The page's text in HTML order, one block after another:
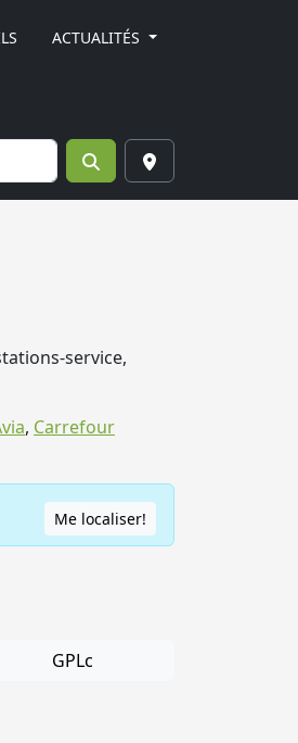
ACTUALITÉS
service,
, Carrefour
Me localiser!
GPLc